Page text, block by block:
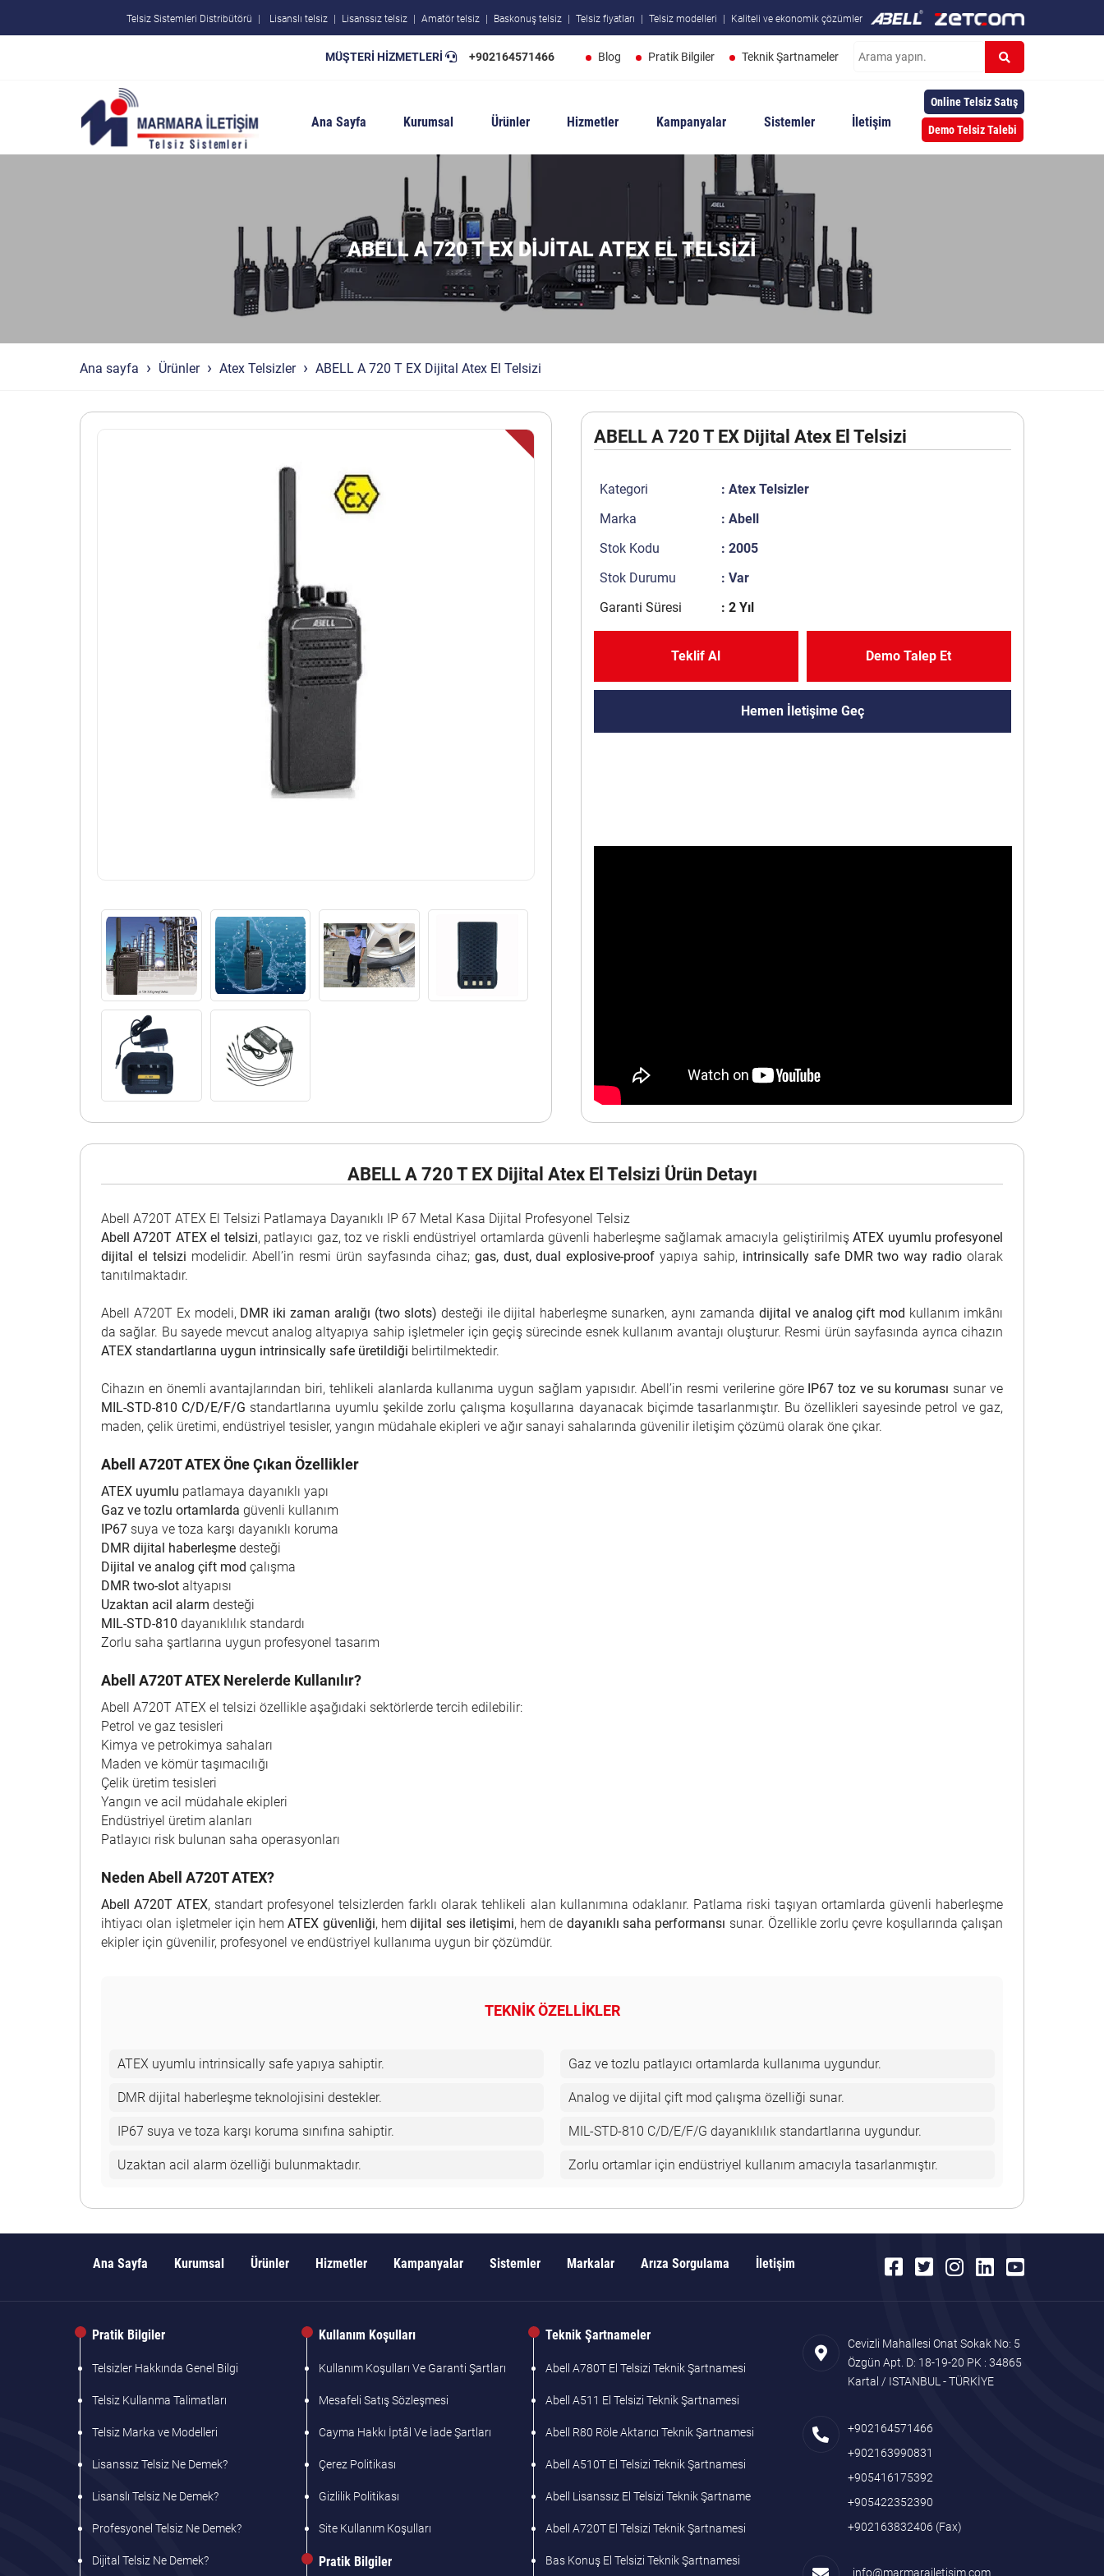
Telsiz Sistemleri Distribütörü Lisanslı telsiz Lisanssız telsiz Amatör telsiz Baskonuş telsiz Telsiz fiyatları Telsiz modelleri Kaliteli ve ekonomik çözümler
MÜŞTERİ HİZMETLERİ +902164571466 Blog Pratik Bilgiler Teknik Şartnameler
Ana Sayfa Kurumsal Ürünler Hizmetler Kampanyalar Sistemler İletişim Demo Telsiz Talebi
Online Telsiz Satış
ABELL A 720 T EX DIJITAL ATEX EL TELSIZI
Ana sayfa Ürünler Atex Telsizler ABELL A 720 T EX Dijital Atex El Telsizi
ABELL A 720 T EX Dijital Atex El Telsizi
Kategori : Atex Telsizler
Marka
: Abell
Stok Kodu
: 2005
Stok Durumu
: Var
Garanti Süresi
: 2 Yıl
Teklif Al Demo Talep Et
Hemen İletişime Geç
ABELL A 720 T EX Dijital Atex El Telsizi Ürün Detayı
Abell A720T ATEX El Telsizi Patlamaya Dayanıklı IP 67 Metal Kasa Dijital Profesyonel Telsiz
Abell A720T ATEX el telsizi, patlayıcı gaz, toz ve riskli endüstriyel ortamlarda güvenli haberleşme sağlamak amacıyla geliştirilmişATEX uyumlu profesyonel
dijital el telsizi modelidir. Abell’in resmi ürün sayfasında cihaz; gas, dust, dual explosive-proof yapıya sahip, intrinsically safe DMR two way radio olarak
tanıtılmaktadır.
Abell A720T Ex modeli, DMR iki zaman aralığı (two slots) desteği ile dijital haberleşme sunarken, aynı zamanda dijital ve analog çift mod kullanım imkânı
da sağlar. Bu sayede mevcut analog altyapıya sahip işletmeler için geçiş sürecinde esnek kullanım avantajı oluşturur. Resmi ürün sayfasında ayrıca cihazın
ATEX standartlarına uygun intrinsically safe üretildiği belirtilmektedir.
Cihazın en önemli avantajlarından biri, tehlikeli alanlarda kullanıma uygun sağlam yapısıdır. Abell’in resmi verilerine göre IP67 toz ve su koruması sunar ve
MIL-STD-810 C/D/E/F/G standartlarına uyumlu şekilde zorlu çalışma koşullarına dayanacak biçimde tasarlanmıştır. Bu özellikleri sayesinde petrol ve gaz,
maden, çelik üretimi, endüstriyel tesisler, yangın müdahale ekipleri ve ağır sanayi sahalarında güvenilir iletişim çözümü olarak öne çıkar.
Abell A720T ATEX Öne Çıkan Özellikler
ATEX uyumlu patlamaya dayanıklı yapı
Gaz ve tozlu ortamlarda güvenli kullanım
IP67 suya ve toza karşı dayanıklı koruma
DMR dijital haberleşme desteği
Dijital ve analog çift mod çalışma
DMR two-slot altyapısı
Uzaktan acil alarm desteği
MIL-STD-810 dayanıklılık standardı
Zorlu saha şartlarına uygun profesyonel tasarım
Abell A720T ATEX Nerelerde Kullanılır?
Abell A720T ATEX el telsizi özellikle aşağıdaki sektörlerde tercih edilebilir:
Petrol ve gaz tesisleri
Kimya ve petrokimya sahaları
Maden ve kömür taşımacılığı
Çelik üretim tesisleri
Yangın ve acil müdahale ekipleri
Endüstriyel üretim alanları
Patlayıcı risk bulunan saha operasyonları
Neden Abell A720T ATEX?
Abell A720T ATEX, standart profesyonel telsizlerden farklı olarak tehlikeli alan kullanımına odaklanır. Patlama riski taşıyan ortamlarda güvenli haberleşme
ihtiyacı olan işletmeler için hemATEX güvenliği, hemdijital ses iletişimi, hem de dayanıklı saha performansı sunar. Özellikle zorlu çevre koşullarında çalışan
ekipler için güvenilir, profesyonel ve endüstriyel kullanıma uygun bir çözümdür.
TEKNİK ÖZELLİKLER
ATEX uyumlu intrinsically safe yapıya sahiptir. Gaz ve tozlu patlayıcı ortamlarda kullanıma uygundur.
DMR dijital haberleşme teknolojisini destekler. Analog ve dijital çift mod çalışma özelliği sunar.
IP67 suya ve toza karşı koruma sınıfına sahiptir. MIL-STD-810 C/D/E/F/G dayanıklılık standartlarına uygundur.
Uzaktan acil alarm özelliği bulunmaktadır. Zorlu ortamlar için endüstriyel kullanım amacıyla tasarlanmıştır.
Ana Sayfa Kurumsal Ürünler Hizmetler Kampanyalar Sistemler Markalar Arıza Sorgulama İletişim
Pratik Bilgiler
Telsizler Hakkında Genel Bilgi
Telsiz Kullanma Talimatları
Telsiz Marka ve Modelleri
Lisanssız Telsiz Ne Demek?
Lisanslı Telsiz Ne Demek?
Profesyonel Telsiz Ne Demek?
Dijital Telsiz Ne Demek?
Kullanım Koşulları
Kullanım Koşulları Ve Garanti Şartları
Mesafeli Satış Sözleşmesi
Cayma Hakkı İptâl Ve İade Şartları
Çerez Politikası
Gizlilik Politikası
Site Kullanım Koşulları
Pratik Bilgiler
Teknik Şartnameler
Abell A780T El Telsizi Teknik Şartnamesi
Abell A511 El Telsizi Teknik Şartnamesi
Abell R80 Röle Aktarıcı Teknik Şartnamesi
Abell A510T El Telsizi Teknik Şartnamesi
Abell Lisanssız El Telsizi Teknik Şartname
Abell A720T El Telsizi Teknik Şartnamesi
Bas Konuş El Telsizi Teknik Şartnamesi
Cevizli Mahallesi Onat Sokak No: 5
Özgün Apt. D: 18-19-20 PK : 34865
Kartal / ISTANBUL - TÜRKİYE
+902164571466
+902163990831
+905416175392
+905422352390
+902163832406 (Fax)
info@marmarailetisim.com